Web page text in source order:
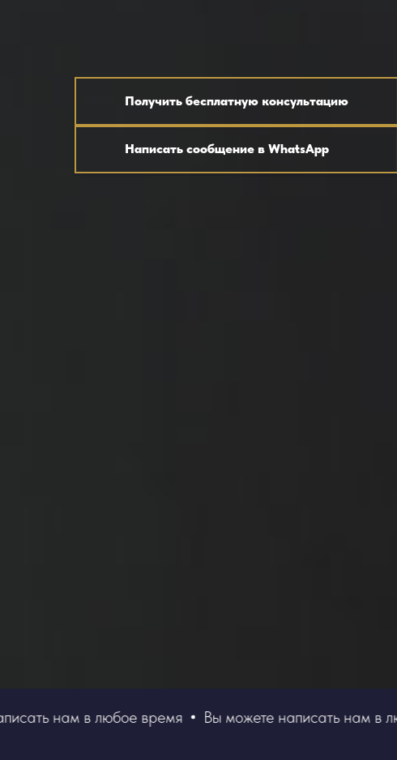
Получить бесплатную консультацию
Написать сообщение в WhatsApp
нам в любое время Вы можете написать нам в